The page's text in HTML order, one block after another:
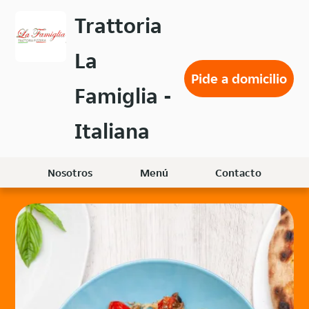
menú
Trattoria
La
Famiglia -
Italiana
Pide a domicilio
Nosotros Menú Contacto